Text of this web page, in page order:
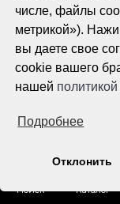
числе, файлы
метрикой»).
вы даете свое
cookie вашего
нашей
Подробнее
Отклонить
Поиск Каталог
MOTUL
COOL
1Л.